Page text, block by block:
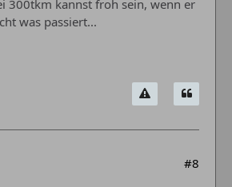
300tkm kannst froh sein, wenn er
was passiert...
#8